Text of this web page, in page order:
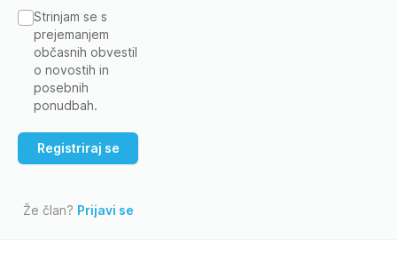
Strinjam se s
prejemanjem
občasnih obvestil
o novostih in
posebnih
ponudbah.
Že član? Prijavi se